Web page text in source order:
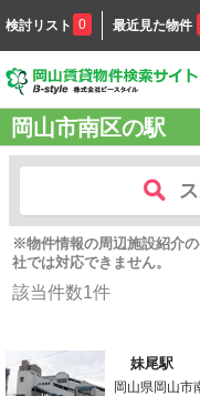
検討リスト 0 最近見た物件
岡山市南区の駅
※物件情報の周辺施設紹介
社では対応できません。
該当件数1件
妹尾駅
岡山県岡山市